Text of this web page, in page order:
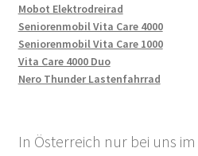
Mobot Elektrodreirad
Seniorenmobil Vita Care 4000
Seniorenmobil Vita Care 1000
Vita Care 4000 Duo
Nero Thunder Lastenfahrrad
In Österreich nur bei uns